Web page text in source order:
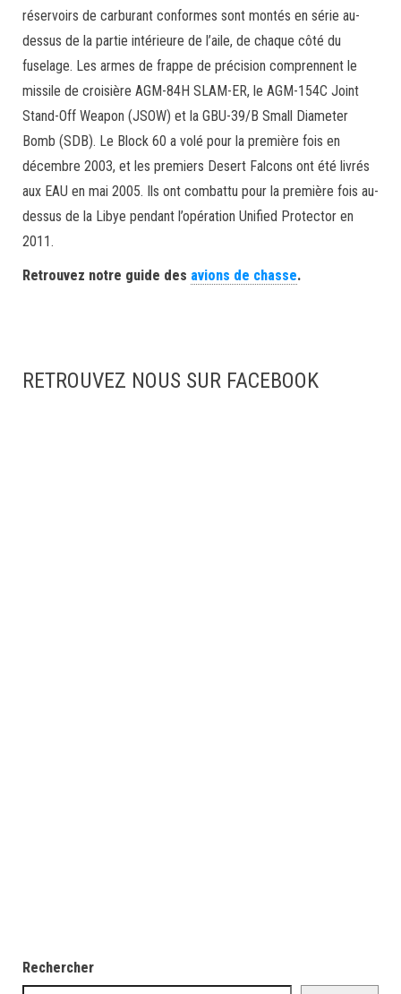
réservoirs de carburant conformes sont montés en série au-
dessus de la partie intérieure de l’aile, de chaque côté du
fuselage. Les armes de frappe de précision comprennent le
missile de croisière AGM-84H SLAM-ER, le AGM-154C Joint
Stand-Off Weapon (JSOW) et la GBU-39/B Small Diameter
Bomb (SDB). Le Block 60 a volé pour la première fois en
décembre 2003, et les premiers Desert Falcons ont été livrés
aux EAU en mai 2005. Ils ont combattu pour la première fois au-
dessus de la Libye pendant l’opération Unified Protector en
2011.
Retrouvez notre guide des avions de chasse.
RETROUVEZ NOUS SUR FACEBOOK
Rechercher